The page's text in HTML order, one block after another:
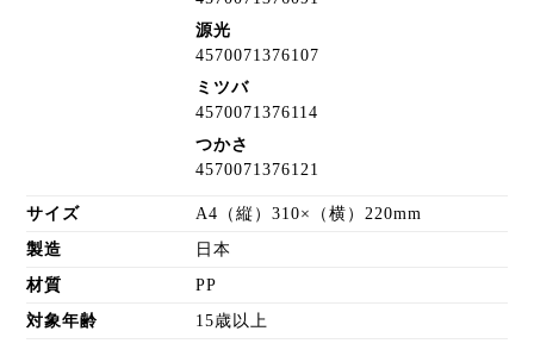
源光
4570071376107
ミツバ
4570071376114
つかさ
4570071376121
サイズ A4（縦）310×（横）220mm
製造 日本
材質 PP
対象年齢 15歳以上